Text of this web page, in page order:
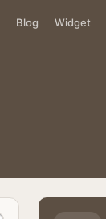
Blog Widget